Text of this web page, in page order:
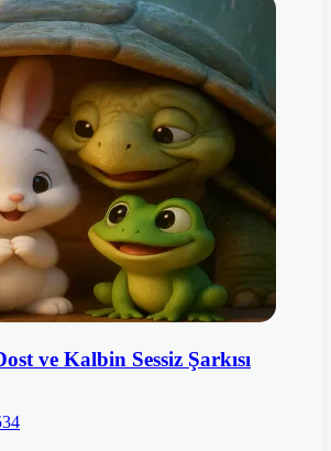
ve Kalbin Sessiz Şarkısı